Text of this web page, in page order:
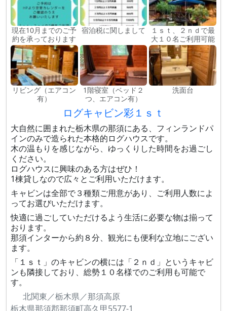
現在10月までのご予
約を承っております
宿泊税に関しまして
１ｓｔ、２ｎｄで最
大１０名ご利用可能
リビング（エアコン
有）
1階寝室（ベッド２
つ、エアコン有）
洗面台
ログキャビン彩１ｓｔ
大自然に囲まれた栃木県の那須にある、フィンランドパ
インのみで造られた本格的ログハウスです。
木の温もりを感じながら、ゆっくりした時間をお過ごし
ください。
ログハウスに興味のある方はぜひ！
1棟貸しなので広々とご利用いただけます。
キャビンは全部で３種類ご用意があり、ご利用人数によ
ってお選びいただけます。
快適に過ごしていただけるよう生活に必要な物は揃って
おります。
那須インターから約８分、観光にも便利な立地にござい
ます。
「１ｓｔ」のキャビンの横には「２ｎｄ」というキャビ
ンも隣接しており、総勢１０名様でのご利用も可能で
す。
北関東／栃木県／那須高原
栃木県那須郡那須町高久甲5577-1